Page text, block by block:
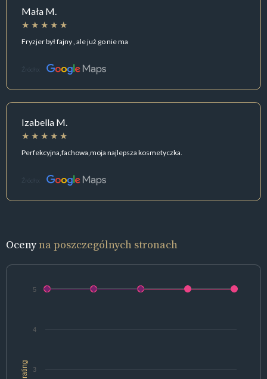
Mała M.
Fryzjer był fajny , ale już go nie ma
Źródło:
Izabella M.
Perfekcyjna,fachowa,moja najlepsza kosmetyczka.
Źródło:
Ocenyna poszczególnych stronach
rating 3
4
5